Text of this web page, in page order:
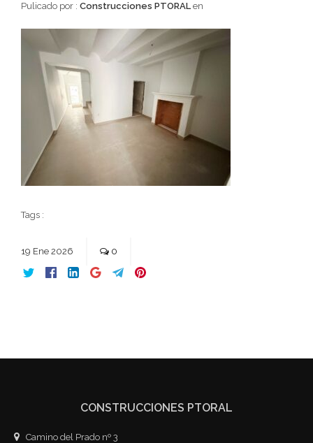
Pulicado por : Construcciones PTORAL en
Tags :
19 Ene 2026 0
CONSTRUCCIONES PTORAL
Camino del Prado nº 3